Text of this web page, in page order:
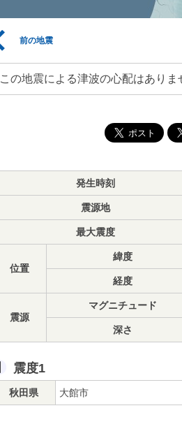
前の地震
この地震による津波の心配はありま
発生時刻
震源地
最大震度
位置
緯度
経度
震源
マグニチュード
深さ
震度1
秋田県 大館市